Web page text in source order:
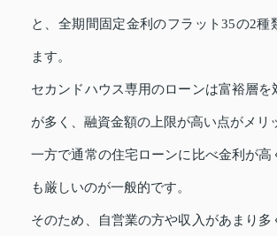
と、全期間固定金利のフラット35の2種
ます。
セカンドハウス専用のローンは富裕層を
が多く、融資金額の上限が高い点がメリ
一方で通常の住宅ローンに比べ金利が高
も厳しいのが一般的です。
そのため、自営業の方や収入があまり多